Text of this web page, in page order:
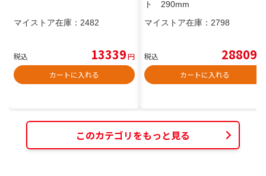
マイストア在庫： 2482
税込 13339円
カートに入れる
ト 290mm
マイストア在庫： 2798
税込 28809
カートに入れる
このカテゴリをもっと見る